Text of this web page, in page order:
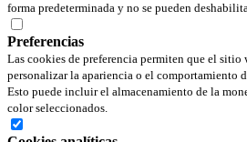
forma predeterminada y no se pueden
Preferencias
Las cookies de preferencia permiten que el sitio
personalizar la apariencia o el comportamiento
Esto puede incluir el almacenamiento de la
color seleccionados.